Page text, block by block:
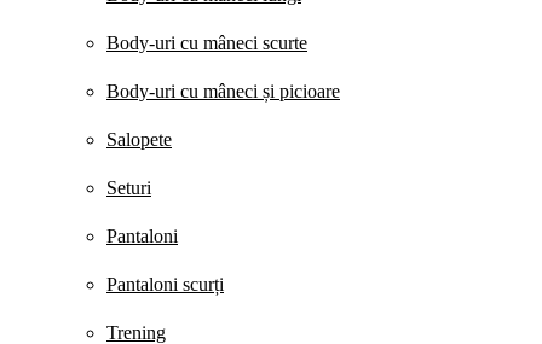
Body-uri cu mâneci scurte
Body-uri cu mâneci și picioare
Salopete
Seturi
Pantaloni
Pantaloni scurți
Trening